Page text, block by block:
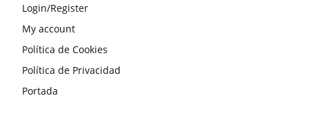
Login/Register
My account
Política de Cookies
Política de Privacidad
Portada